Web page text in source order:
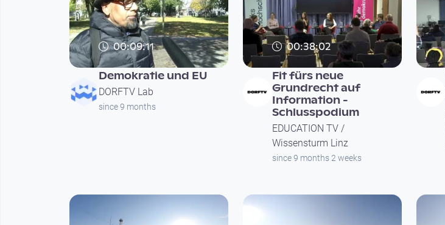
00:09:11
Demokratie und EU
DORFTV Lab
since 9 months
00:38:02
Fit fürs neue
Grundrecht auf
Information -
Schlusspodium
EDUCATION TV /
Wissensturm Linz
since 9 months 2 weeks